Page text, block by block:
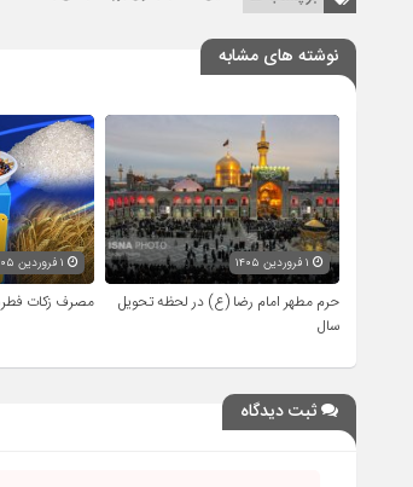
نوشته های مشابه
حرم مطهر امام رضا (ع) در لحظه تحویل
سال
۱ فروردین ۱۴۰۵
مصرف زکات
ثبت دیدگاه